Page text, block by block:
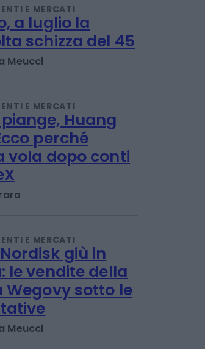
E MERCATI
Meucci
E MERCATI
Huang
perché
E MERCATI
giù in
le vendite della